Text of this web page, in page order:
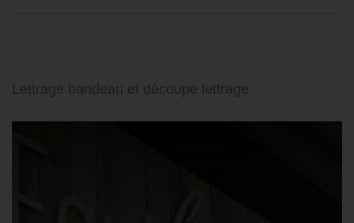
Lettrage bandeau et découpe lettrage